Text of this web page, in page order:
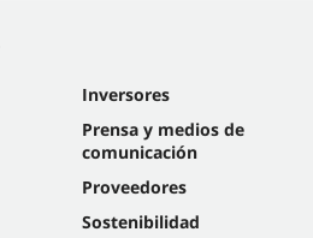
Inversores
Prensa y medios de
comunicación
Proveedores
Sostenibilidad